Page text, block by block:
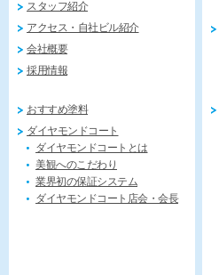
スタッフ紹介
アクセス・自社ビル紹介
会社概要
採用情報
おすすめ塗料
ダイヤモンドコート
ダイヤモンドコートとは
美観へのこだわり
業界初の保証システム
ダイヤモンドコート店会・会長